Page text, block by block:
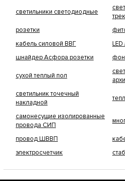
светильники светодиодные
розетки
кабель силовой ВВГ
шнайдер Асфора розетки
сухой теплый пол
светильник точечный
накладной
самонесущие изолированные
провода СИП
провод ШВВП
электросчетчик